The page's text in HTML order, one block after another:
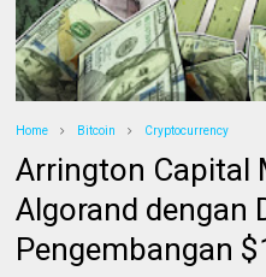
Home Bitcoin Cryptocurrency
Arrington Capital
Algorand dengan
Pengembangan